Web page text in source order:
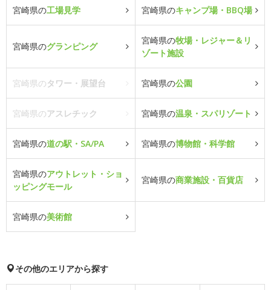
宮崎県の工場見学 宮崎県のキャンプ場・BBQ場
宮崎県のグランピング
宮崎県の牧場・レジャー＆リ
ゾート施設
宮崎県のタワー・展望台 宮崎県の公園
宮崎県のアスレチック 宮崎県の温泉・スパリゾート
宮崎県の道の駅・SA/PA 宮崎県の博物館・科学館
宮崎県のアウトレット・ショ
ッピングモール
宮崎県の商業施設・百貨店
宮崎県の美術館
その他のエリアから探す